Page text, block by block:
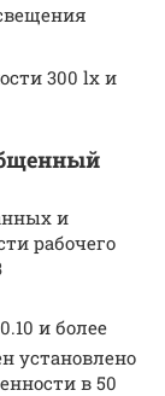
300 lx и
и
рабочего
и более
установлено
в 50